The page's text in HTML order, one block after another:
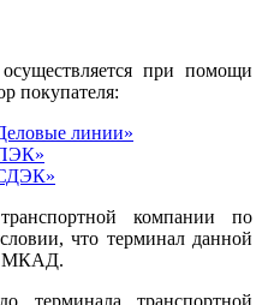
осуществляется при помощи
покупателя:
линии»
компании по
что терминал данной
МКАД.
терминала транспортной